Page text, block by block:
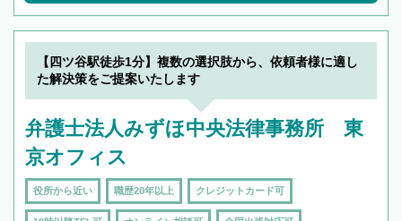
【四ツ谷駅徒歩1分】複数の選択肢から、依頼者様に適し
た解決策をご提案いたします
弁護士法人みずほ中央法律事務所 東
京オフィス
役所から近い 職歴20年以上 クレジットカード可